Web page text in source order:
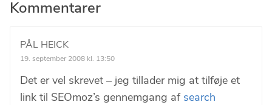
Læserinteraktioner
Kommentarer
PÅL HEICK
19. september 2008 kl. 13:50
Det er vel skrevet – jeg tillader mig at tilføje et
link til SEOmoz’s gennemgang af search